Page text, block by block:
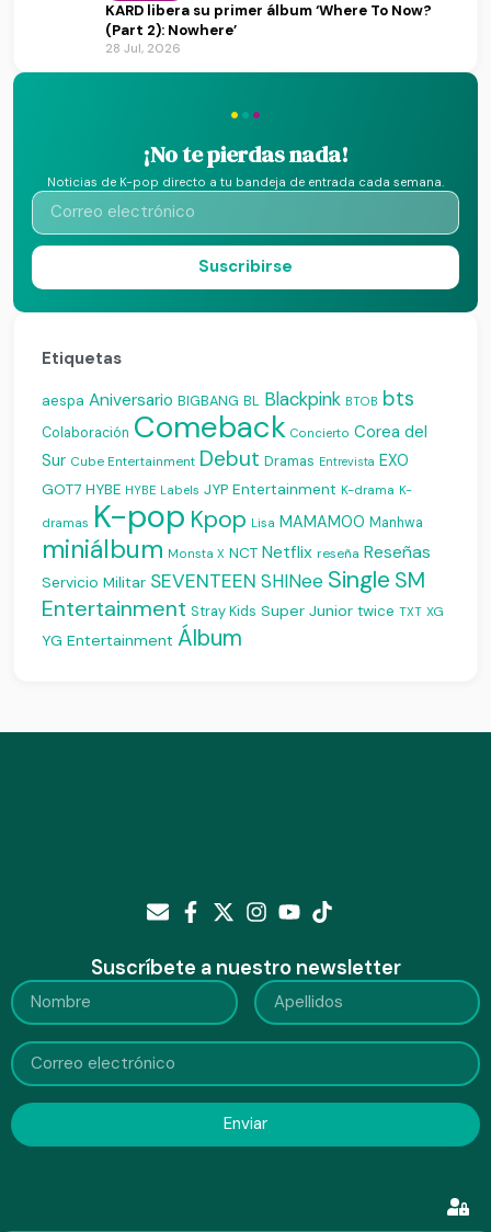
KARD libera su primer álbum ‘Where To Now?
(Part 2): Nowhere’
28 Jul, 2026
···
¡No te pierdas nada!
Noticias de K-pop directo a tu bandeja de entrada cada semana.
Suscribirse
Etiquetas
aespa Aniversario BIGBANG BL Blackpink BTOB bts
Colaboración Comeback Concierto Corea del
Sur Cube Entertainment Debut Dramas Entrevista EXO
GOT7 HYBE HYBE Labels JYP Entertainment K-drama K-
dramas K-pop Kpop Lisa MAMAMOO Manhwa
miniálbum Monsta X NCT Netflix reseña Reseñas
Servicio Militar SEVENTEEN SHINee Single SM
Entertainment Stray Kids Super Junior twice TXT XG
YG Entertainment Álbum
Suscríbete a nuestro newsletter
Enviar